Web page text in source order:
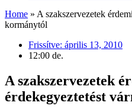
Home » A szakszervezetek
kormánytól
Frissítve: április 13, 2010
12:00 de.
A szakszervezetek
érdekegyeztetést